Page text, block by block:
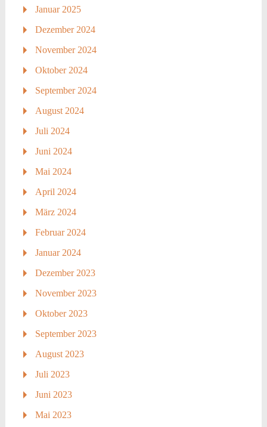
Januar 2025
Dezember 2024
November 2024
Oktober 2024
September 2024
August 2024
Juli 2024
Juni 2024
Mai 2024
April 2024
März 2024
Februar 2024
Januar 2024
Dezember 2023
November 2023
Oktober 2023
September 2023
August 2023
Juli 2023
Juni 2023
Mai 2023